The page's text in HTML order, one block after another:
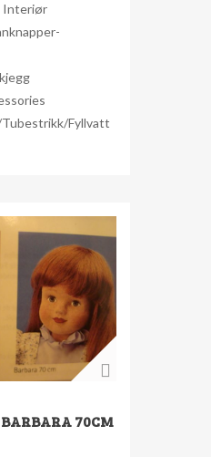
Interiør
Fyllvatt
70CM